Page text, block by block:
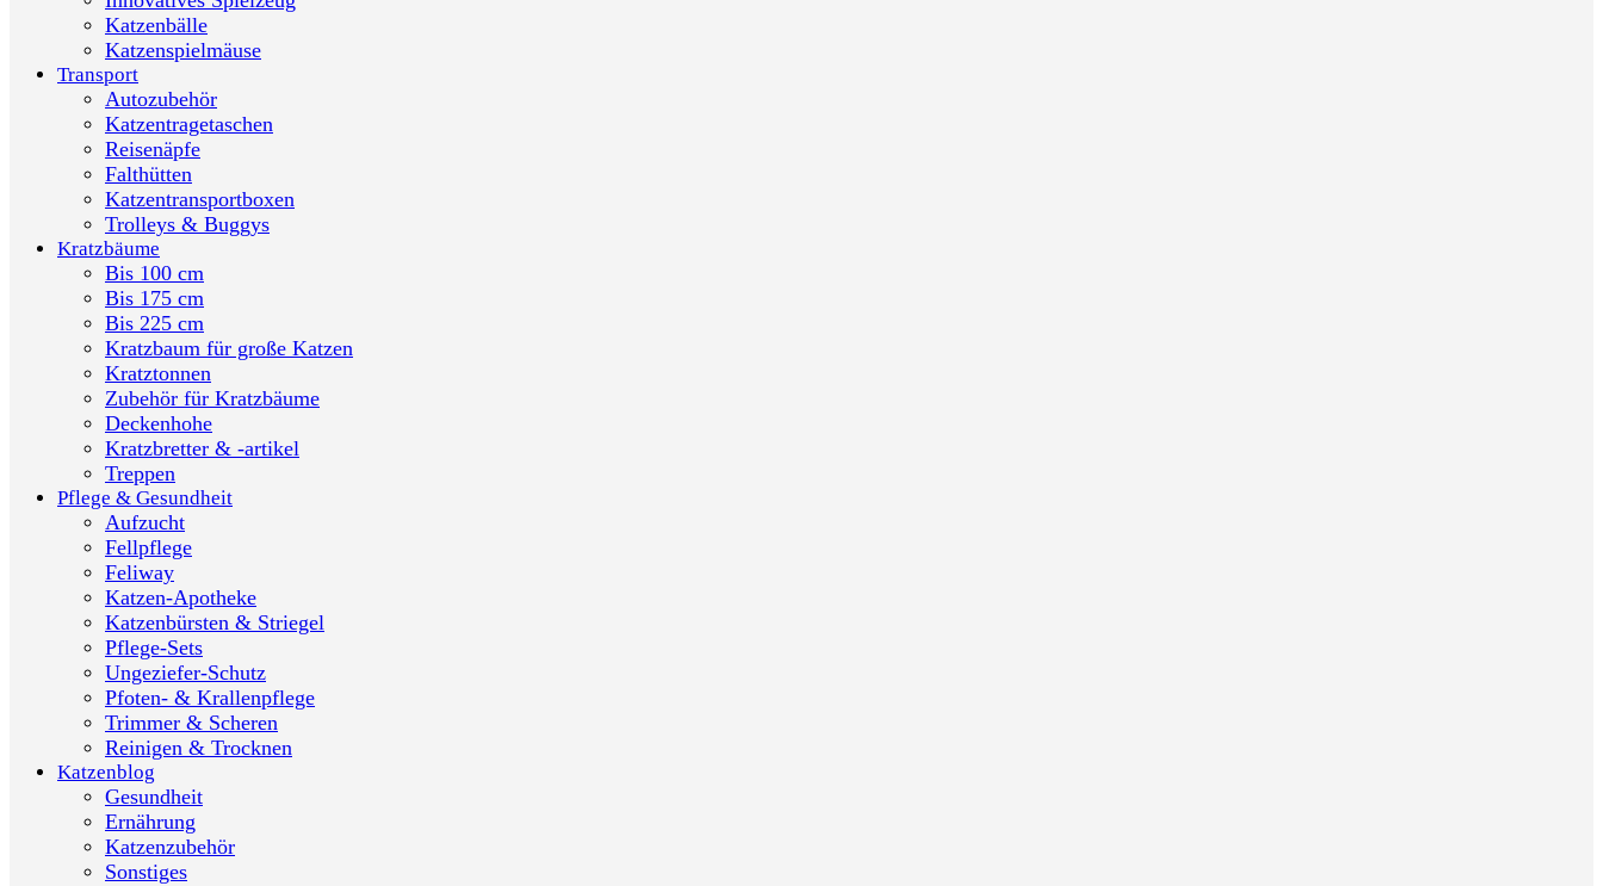
Katzenbälle
Katzenspielmäuse
Transport
Autozubehör
Katzentragetaschen
Reisenäpfe
Falthütten
Katzentransportboxen
Trolleys & Buggys
Kratzbäume
Bis 100 cm
Bis 175 cm
Bis 225 cm
Kratzbaum für große Katzen
Kratztonnen
Zubehör für Kratzbäume
Deckenhohe
Kratzbretter & -artikel
Treppen
Pflege & Gesundheit
Aufzucht
Fellpflege
Feliway
Katzen-Apotheke
Katzenbürsten & Striegel
Pflege-Sets
Ungeziefer-Schutz
Pfoten- & Krallenpflege
Trimmer & Scheren
Reinigen & Trocknen
Katzenblog
Gesundheit
Ernährung
Katzenzubehör
Sonstiges